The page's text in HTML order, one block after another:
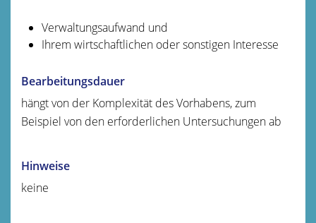
Verwaltungsaufwand und
Ihrem wirtschaftlichen oder sonstigen Interesse
Bearbeitungsdauer
hängt von der Komplexität des Vorhabens, zum
Beispiel von den erforderlichen Untersuchungen ab
Hinweise
keine